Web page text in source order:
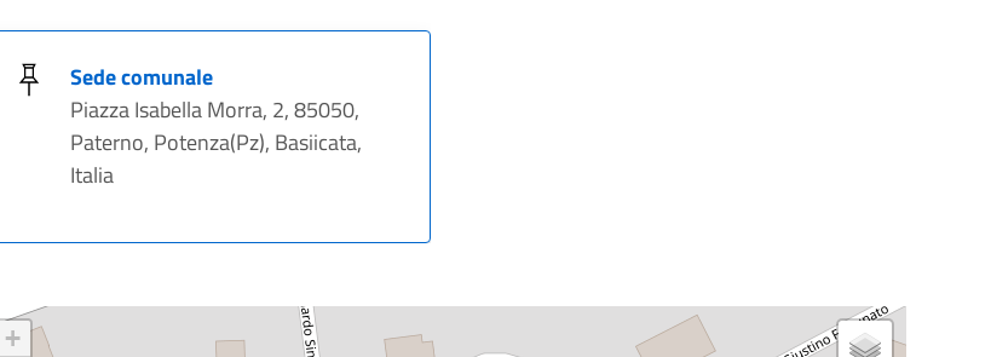
Sede comunale
Piazza Isabella Morra, 2, 85050,
Paterno, Potenza(Pz), Basiicata,
Italia
+